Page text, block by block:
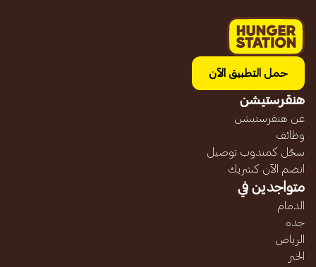
حمل التطبيق الآن
هنقرستيشن
عن هنقرستيشن
وظائف
سجّل كمندوب توصيل
انضم الآن كشريك
متواجدين في
الدمام
جده
الرياض
الخبر